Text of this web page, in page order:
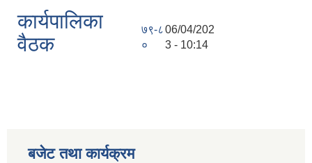
कार्यपालिका
वैठक
७९-८
०
06/04/202
3 - 10:14
बजेट तथा कार्यक्रम